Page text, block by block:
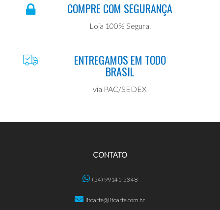
COMPRE COM SEGURANÇA
Loja 100% Segura.
ENTREGAMOS EM TODO
BRASIL
via PAC/SEDEX
CONTATO
(54) 99141-5348
litoarte@litoarte.com.br